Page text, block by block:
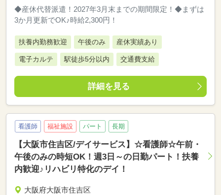
◆産休代替派遣！2027年3月末までの期間限定！◆まずは
3か月更新でOK♪時給2,300円！
扶養内勤務歓迎 午後のみ 産休実績あり
電子カルテ 駅徒歩5分以内 交通費支給
詳細を見る
看護師 福祉施設 パート 長期
【大阪市住吉区/デイサービス】☆看護師☆午前・
午後のみの時短OK！週3日～の日勤パート！扶養
内歓迎♪リハビリ特化のデイ！
大阪府大阪市住吉区